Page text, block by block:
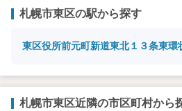
札幌市東区の駅から探す
東区役所前元町新道東北１３条東環
札幌市東区近隣の市区町村から